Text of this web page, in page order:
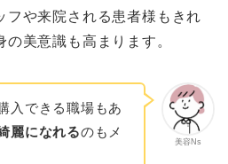
フや来院される患者様もきれ
美意識も高まります。
美容Ns
入できる職場もあ
麗になれるのもメ